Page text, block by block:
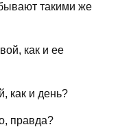
такими же
как и ее
как и день?
правда?